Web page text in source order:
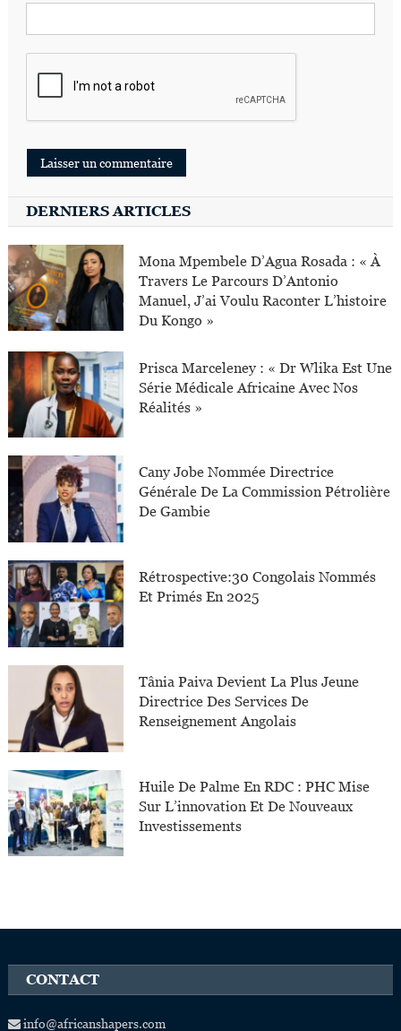
DERNIERS ARTICLES
Mona Mpembele D’Agua Rosada : « À
Travers Le Parcours D’Antonio
Manuel, J’ai Voulu Raconter L’histoire
Du Kongo »
Prisca Marceleney : « Dr Wlika Est Une
Série Médicale Africaine Avec Nos
Réalités »
Cany Jobe Nommée Directrice
Générale De La Commission Pétrolière
De Gambie
Rétrospective:30 Congolais Nommés
Et Primés En 2025
Tânia Paiva Devient La Plus Jeune
Directrice Des Services De
Renseignement Angolais
Huile De Palme En RDC : PHC Mise
Sur L’innovation Et De Nouveaux
Investissements
CONTACT
info@africanshapers.com